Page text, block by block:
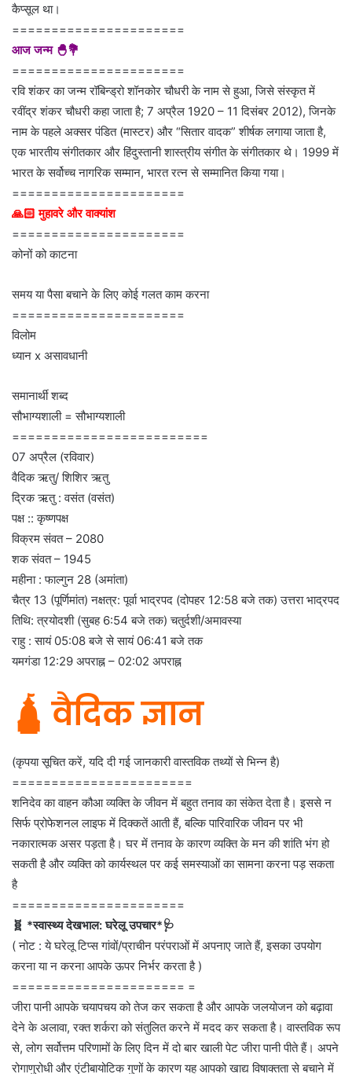
कैप्सूल था।
======================
आज जन्म 🐣💐
======================
रवि शंकर का जन्म रॉबिन्ड्रो शॉनकोर चौधरी के नाम से हुआ, जिसे संस्कृत में
रवींद्र शंकर चौधरी कहा जाता है; 7 अप्रैल 1920 – 11 दिसंबर 2012), जिनके
नाम के पहले अक्सर पंडित (मास्टर) और “सितार वादक” शीर्षक लगाया जाता है,
एक भारतीय संगीतकार और हिंदुस्तानी शास्त्रीय संगीत के संगीतकार थे। 1999 में
भारत के सर्वोच्च नागरिक सम्मान, भारत रत्न से सम्मानित किया गया।
======================
🙏🏻 मुहावरे और वाक्यांश
======================
कोनों को काटना
समय या पैसा बचाने के लिए कोई गलत काम करना
======================
विलोम
ध्यान x असावधानी
समानार्थी शब्द
सौभाग्यशाली = सौभाग्यशाली
=========================
07 अप्रैल (रविवार)
वैदिक ऋतु/ शिशिर ऋतु
द्रिक ऋतु : वसंत (वसंत)
पक्ष :: कृष्णपक्ष
विक्रम संवत – 2080
शक संवत – 1945
महीना : फाल्गुन 28 (अमांता)
चैत्र 13 (पूर्णिमांत) नक्षत्र: पूर्वा भाद्रपद (दोपहर 12:58 बजे तक) उत्तरा भाद्रपद
तिथि: त्रयोदशी (सुबह 6:54 बजे तक) चतुर्दशी/अमावस्या
राहु : सायं 05:08 बजे से सायं 06:41 बजे तक
यमगंडा 12:29 अपराह्न – 02:02 अपराह्न
🛕 वैदिक ज्ञान
(कृपया सूचित करें, यदि दी गई जानकारी वास्तविक तथ्यों से भिन्न है)
=======================
शनिदेव का वाहन कौआ व्यक्ति के जीवन में बहुत तनाव का संकेत देता है। इससे न
सिर्फ प्रोफेशनल लाइफ में दिक्कतें आती हैं, बल्कि पारिवारिक जीवन पर भी
नकारात्मक असर पड़ता है। घर में तनाव के कारण व्यक्ति के मन की शांति भंग हो
सकती है और व्यक्ति को कार्यस्थल पर कई समस्याओं का सामना करना पड़ सकता
है
======================
🧬 *स्वास्थ्य देखभाल: घरेलू उपचार*🩺
( नोट : ये घरेलू टिप्स गांवों/प्राचीन परंपराओं में अपनाए जाते हैं, इसका उपयोग
करना या न करना आपके ऊपर निर्भर करता है )
====================== =
जीरा पानी आपके चयापचय को तेज कर सकता है और आपके जलयोजन को बढ़ावा
देने के अलावा, रक्त शर्करा को संतुलित करने में मदद कर सकता है। वास्तविक रूप
से, लोग सर्वोत्तम परिणामों के लिए दिन में दो बार खाली पेट जीरा पानी पीते हैं। अपने
रोगाणुरोधी और एंटीबायोटिक गुणों के कारण यह आपको खाद्य विषाक्तता से बचाने में